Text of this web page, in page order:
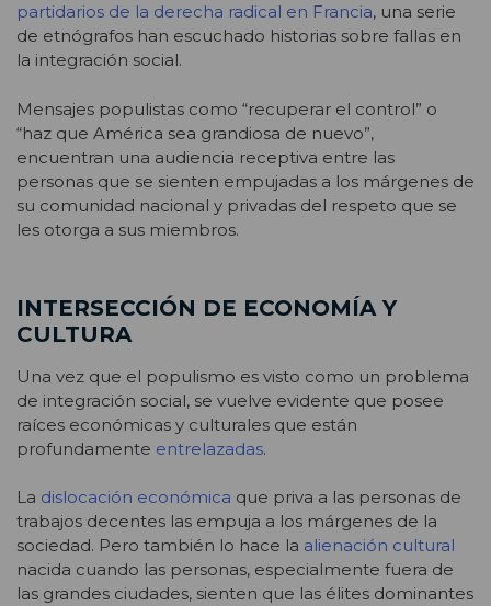
partidarios de la derecha radical en Francia, una serie
de etnógrafos han escuchado historias sobre fallas en
la integración social.
Mensajes populistas como “recuperar el control” o
“haz que América sea grandiosa de nuevo”,
encuentran una audiencia receptiva entre las
personas que se sienten empujadas a los márgenes de
su comunidad nacional y privadas del respeto que se
les otorga a sus miembros.
INTERSECCIÓN DE ECONOMÍA Y
CULTURA
Una vez que el populismo es visto como un problema
de integración social, se vuelve evidente que posee
raíces económicas y culturales que están
profundamente entrelazadas.
La dislocación económica que priva a las personas de
trabajos decentes las empuja a los márgenes de la
sociedad. Pero también lo hace la alienación cultural
nacida cuando las personas, especialmente fuera de
las grandes ciudades, sienten que las élites dominantes